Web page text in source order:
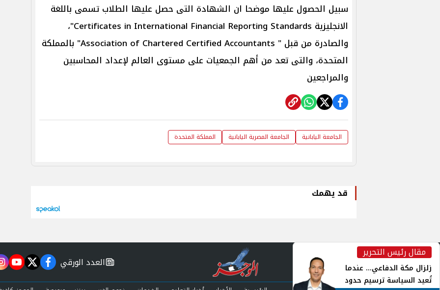
سبيل الحصول عليها موضحا ان الشهادة التى حصل عليها الطلاب تسمى باللغة
الانجليزية Certificates in International Financial Reporting Standards"،
والصادرة من قبل " Association of Chartered Certified Accountants" بالمملكة
المتحدة، والتى تعد من أهم الجمعيات على مستوى العالم لإعداد المحاسبين
والمراجعين
الجامعة اليابانية الجامعة المصرية اليابانية المملكة المتحدة
قد يهمك
مقال رئيس التحرير
زلزال مكة الدفاعي... عندما
تُعيد السياسة ترسيم حدود
newspaper
العدد الورقي facebook
twitter